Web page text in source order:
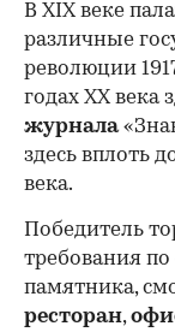
В XIX веке
различные
революции
годах XX века
журнала
здесь вплоть
века.
Победитель
требования
памятника,
ресторан,